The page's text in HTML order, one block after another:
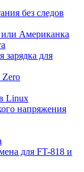
без следов
Американка
зарядка для
Zero
Linux
напряжения
для FT-818 и